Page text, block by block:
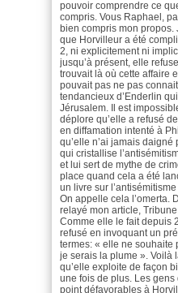
pouvoir comprendre ce
compris. Vous Raphael,
bien compris mon propos.
que Horvilleur a été
2, ni explicitement ni
jusqu’à présent, elle
trouvait là où cette affaire
pouvait pas ne pas
tendancieux d’Enderlin
Jérusalem. Il est
déplore qu’elle a refusé
en diffamation intenté à
qu’elle n’ai jamais daigné
qui cristallise
et lui sert de mythe de
place quand cela a été
un livre sur
On appelle cela l’omerta.
relayé mon article,
Comme elle le fait depuis
refusé en invoquant un
termes: « elle ne souhaite
je serais la plume ». Voilà
qu’elle exploite de façon
une fois de plus. Les
point défavorables à